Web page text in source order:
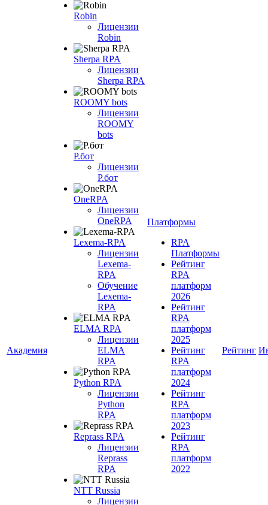
Академия
Robin
Лицензии
Robin
Sherpa RPA
Лицензии
Sherpa RPA
ROOMY bots
Лицензии
ROOMY
bots
Р.бот
Лицензии
Р.бот
OneRPA
Лицензии
OneRPA
Lexema-RPA
Лицензии
Lexema-
RPA
Обучение
Lexema-
RPA
ELMA RPA
Лицензии
ELMA
RPA
Python RPA
Лицензии
Python
RPA
Reprass RPA
Лицензии
Reprass
RPA
NTT Russia
Лицензии
Платформы
RPA
Платформы
Рейтинг
RPA
платформ
2026
Рейтинг
RPA
платформ
2025
Рейтинг
RPA
платформ
2024
Рейтинг
RPA
платформ
2023
Рейтинг
RPA
платформ
2022
Рейтинг